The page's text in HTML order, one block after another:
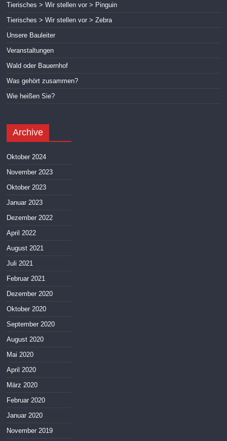
Tierisches > Wir stellen vor > Pinguin
Tierisches > Wir stellen vor > Zebra
Unsere Bauleiter
Veranstaltungen
Wald oder Bauernhof
Was gehört zusammen?
Wie heißen Sie?
Archive
Oktober 2024
November 2023
Oktober 2023
Januar 2023
Dezember 2022
April 2022
August 2021
Juli 2021
Februar 2021
Dezember 2020
Oktober 2020
September 2020
August 2020
Mai 2020
April 2020
März 2020
Februar 2020
Januar 2020
November 2019